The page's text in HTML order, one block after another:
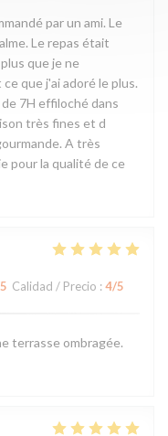
par un ami. Le
Le repas était
que je ne
que j'ai adoré le plus.
7H effiloché dans
très fines et d
A très
pour la qualité de ce
Calidad / Precio : 4/5
terrasse ombragée.